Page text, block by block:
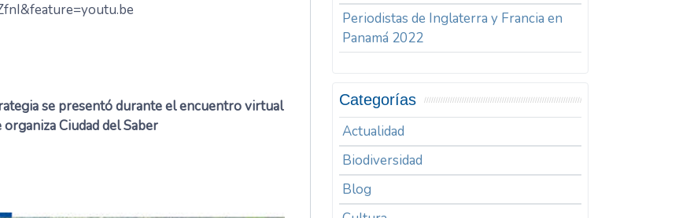
se presentó durante el encuentro virtual
Ciudad del Saber
Periodistas de Inglaterra y Francia en
Panamá 2022
Categorías
Actualidad
Biodiversidad
Blog